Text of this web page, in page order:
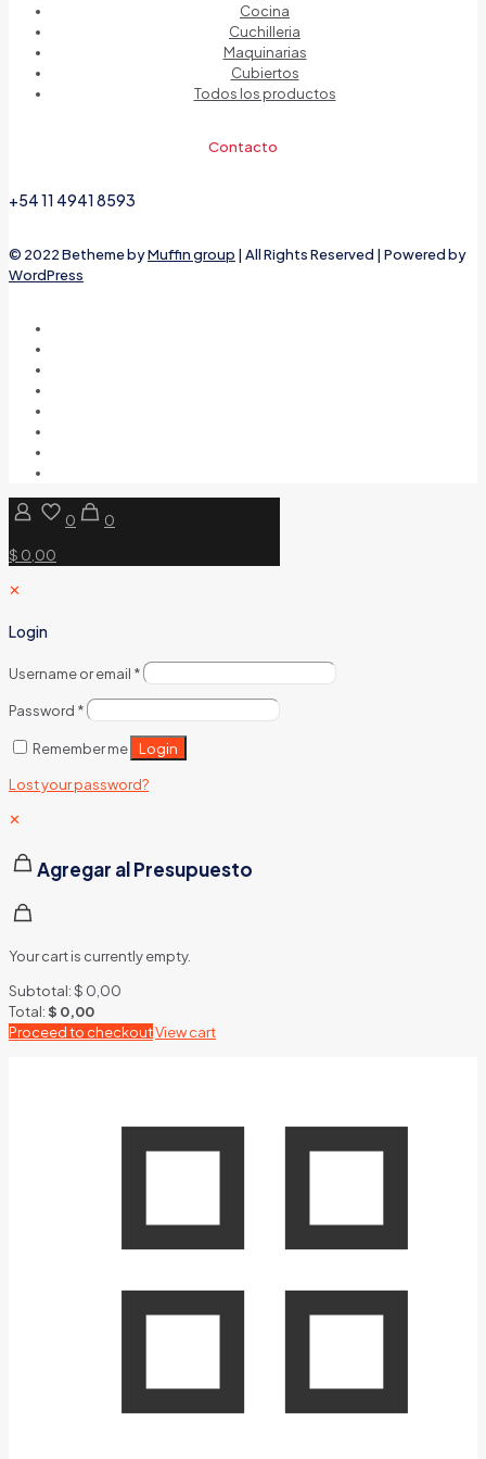
Cocina
Cuchilleria
Maquinarias
Cubiertos
Todos los productos
Contacto
+54 11 4941 8593
© 2022 Betheme byMuffin group | All Rights Reserved | Powered by
WordPress
0
0
$ 0,00
✕
Login
Username or email *
Password *
Remember me Login
Lost your password?
✕
Agregar al Presupuesto
Your cart is currently empty.
Subtotal:$ 0,00
Total:$ 0,00
Proceed to checkoutView cart